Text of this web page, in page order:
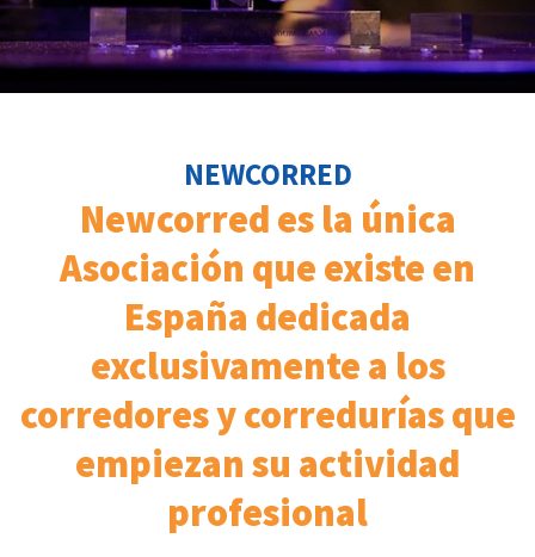
NEWCORRED
Newcorred es la única
Asociación que existe en
España dedicada
exclusivamente a los
corredores y corredurías que
empiezan su actividad
profesional